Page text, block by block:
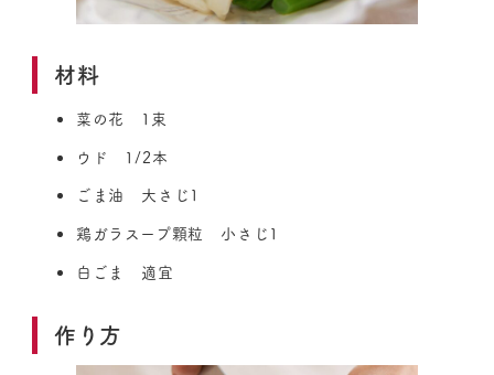
材料
菜の花 1束
ウド 1/2本
ごま油 大さじ1
鶏ガラスープ顆粒 小さじ1
白ごま 適宜
作り方